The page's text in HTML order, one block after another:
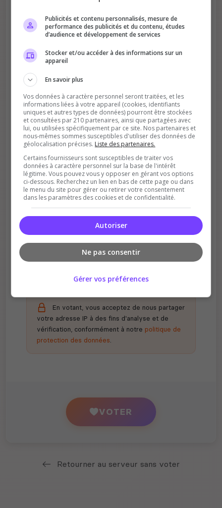
Améliore le classement
classement
Soutient la communauté
Plus de visibilité = plus de joueurs
Récompenses possibles
votants
En votant, vous acceptez de nous partager
votre adresse IP à des fins d'analyse et de
vérification, conformément à notre politique de
protection des données.
VOTER
Retourner au serveur sans voter
Publicités et contenu personnalisés, mesure de
performance des publicités et du contenu, études
d’audience et développement de services
Stocker et/ou accéder à des informations sur un
appareil
En savoir plus
Vos données à caractère personnel seront traitées, et les
informations liées à votre appareil (cookies, identifiants
uniques et autres types de données) pourront être stockées
et consultées par 210 partenaires, ainsi que partagées avec
lui, ou utilisées spécifiquement par ce site. Nos partenaires et
nous-mêmes sommes susceptibles d'utiliser des données de
géolocalisation précises. Liste des partenaires.
Certains fournisseurs sont susceptibles de traiter vos
données à caractère personnel sur la base de l'intérêt
légitime. Vous pouvez vous y opposer en gérant vos options
ci-dessous. Recherchez un lien en bas de cette page ou dans
le menu du site pour gérer ou retirer votre consentement
dans les paramètres des cookies et de confidentialité.
Autoriser
Ne pas consentir
Gérer vos préférences